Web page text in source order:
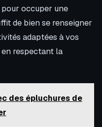
occuper une
de bien se renseigner
adaptées à vos
respectant la
des épluchures de